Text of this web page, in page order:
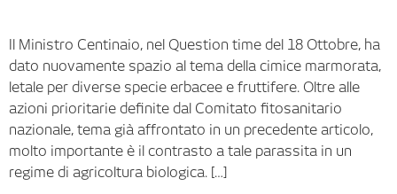
Il Ministro Centinaio, nel Question time del 18 Ottobre, ha
dato nuovamente spazio al tema della cimice marmorata,
letale per diverse specie erbacee e fruttifere. Oltre alle
azioni prioritarie definite dal Comitato fitosanitario
nazionale, tema già affrontato in un precedente articolo,
molto importante è il contrasto a tale parassita in un
regime di agricoltura biologica. […]